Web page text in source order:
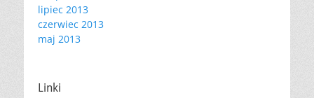
lipiec 2013
czerwiec 2013
maj 2013
Linki